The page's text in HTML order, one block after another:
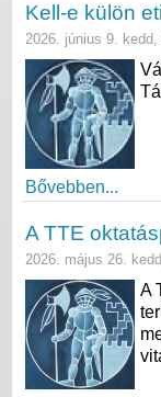
Kell-e külön
2026. június 9. kedd,
Bővebben...
A TTE
2026. május 26.
A